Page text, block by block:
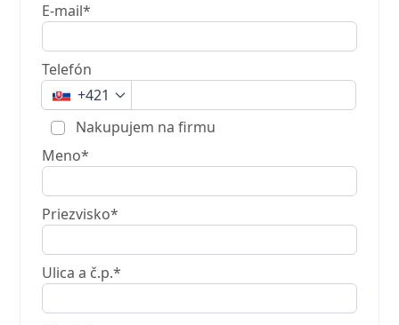
E-mail*
Telefón
+421
Nakupujem na firmu
Meno*
Priezvisko*
Ulica a č.p.*